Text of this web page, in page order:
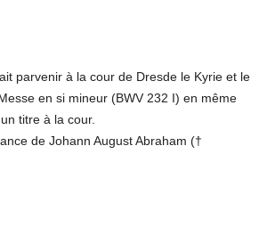
parvenir à la cour de Dresde le Kyrie et le
en si mineur (BWV 232 I) en même
titre à la cour.
de Johann August Abraham (†